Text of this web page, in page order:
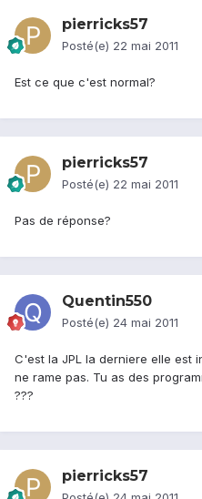
pierricks57
Posté(e) 22 mai 2011
Est ce que c'est normal?
pierricks57
Posté(e) 22 mai 2011
Pas de réponse?
Quentin550
Posté(e) 24 mai 2011
C'est la JPL la derniere elle est
ne rame pas. Tu as des
???
pierricks57